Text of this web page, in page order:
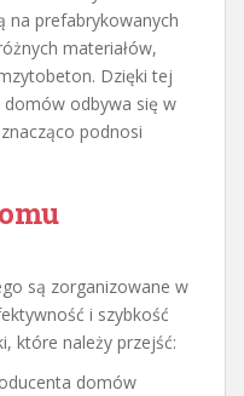
na prefabrykowanych
materiałów,
Dzięki tej
odbywa się w
podnosi
są zorganizowane w
i szybkość
które należy przejść:
domów